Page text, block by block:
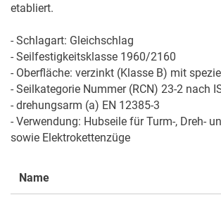
etabliert.
- Schlagart: Gleichschlag
- Seilfestigkeitsklasse 1960/2160
- Oberfläche: verzinkt (Klasse B) mit
- Seilkategorie Nummer (RCN) 23-2 nach
- drehungsarm (a) EN 12385-3
- Verwendung: Hubseile für Turm-, Dreh-
sowie Elektrokettenzüge
Name